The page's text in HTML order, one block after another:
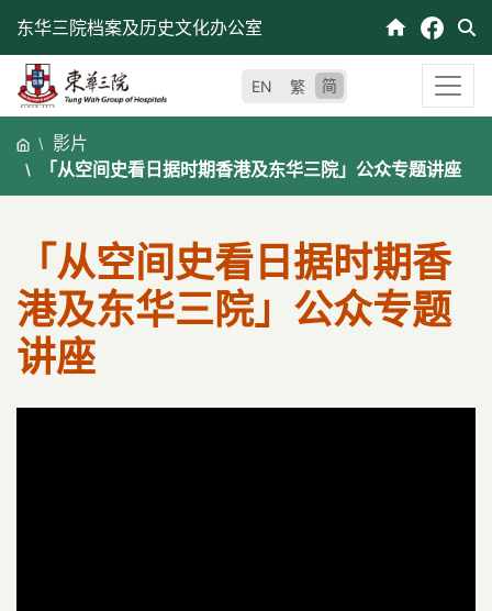
东华三院档案及历史文化办公室
EN 繁 简
影片
「从空间史看日据时期香港及东华三院」公众专题讲座
「从空间史看日据时期香
港及东华三院」公众专题
讲座